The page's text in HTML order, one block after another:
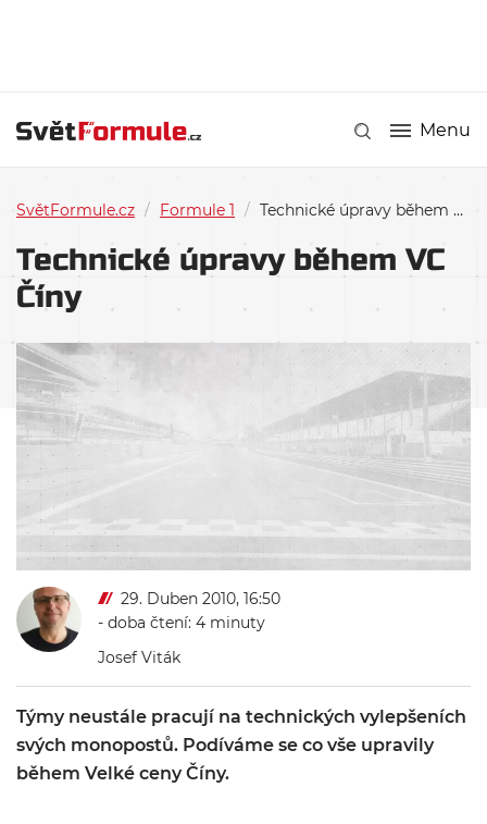
Menu
SvětFormule.cz / Formule 1 / Technické úpravy během VC Číny
Technické úpravy během VC
Číny
29. Duben 2010, 16:50
- doba čtení: 4 minuty
Josef Viták
Týmy neustále pracují na technických vylepšeních
svých monopostů. Podíváme se co vše upravily
během Velké ceny Číny.